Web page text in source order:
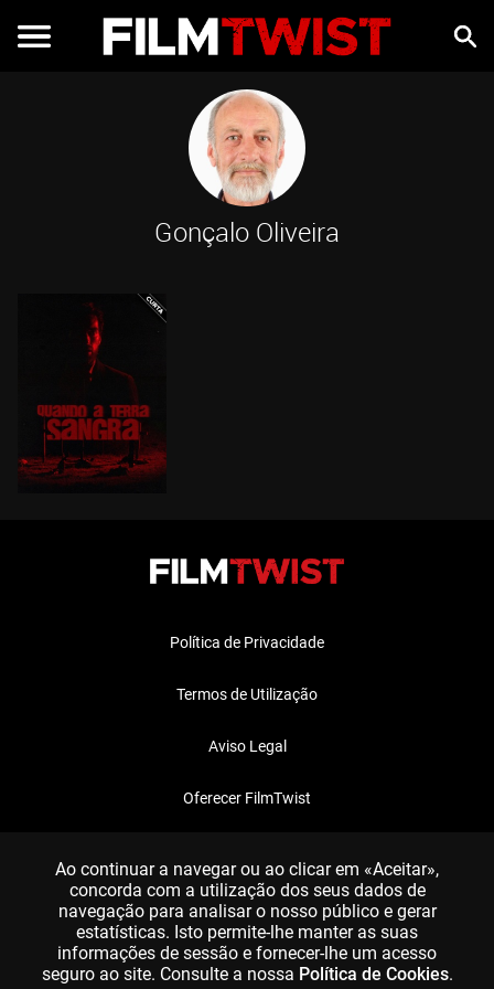
Gonçalo Oliveira
Política de Privacidade
Termos de Utilização
Aviso Legal
Oferecer FilmTwist
Ao continuar a navegar ou ao clicar em «Aceitar»,
concorda com a utilização dos seus dados de
navegação para analisar o nosso público e gerar
estatísticas. Isto permite-lhe manter as suas
informações de sessão e fornecer-lhe um acesso
seguro ao site. Consulte a nossa Política de Cookies.